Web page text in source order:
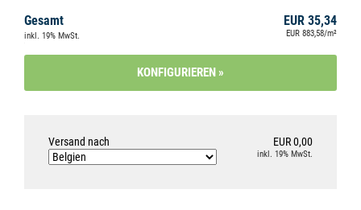
Gesamt
inkl. 19% MwSt.
EUR 35,34
EUR 883,58/m²
Versand nach EUR 0,00
inkl. 19% MwSt.